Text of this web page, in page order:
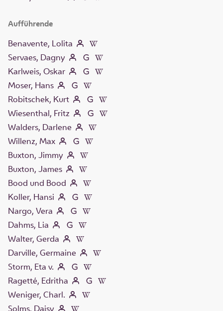
Aufführende
Benavente, Lolita
Servaes, Dagny
Karlweis, Oskar
Moser, Hans
Robitschek, Kurt
Wiesenthal, Fritz
Walders, Darlene
Willenz, Max
Buxton, Jimmy
Buxton, James
Bood und Bood
Koller, Hansi
Nargo, Vera
Dahms, Lia
Walter, Gerda
Darville, Germaine
Storm, Eta v.
Ragetté, Edritha
Weniger, Charl.
Solms, Daisy